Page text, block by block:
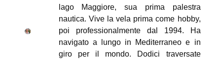
lago Maggiore, sua prima palestra
nautica. Vive la vela prima come hobby,
poi professionalmente dal 1994. Ha
navigato a lungo in Mediterraneo e in
giro per il mondo. Dodici traversate